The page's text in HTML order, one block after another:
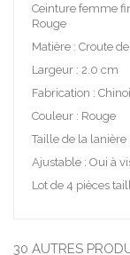
Ceinture femme
Rouge
Matière : Croute
Largeur : 2.0 cm
Fabrication :
Couleur : Rouge
Taille de la lanière
Ajustable : Oui à
Lot de 4 pièces
30 AUTRES